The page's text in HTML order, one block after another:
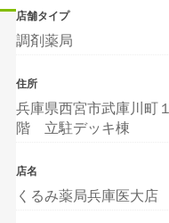
店舗タイプ
調剤薬局
住所
兵庫県西宮市武庫川町
階 立駐デッキ棟
店名
くるみ薬局兵庫医大店